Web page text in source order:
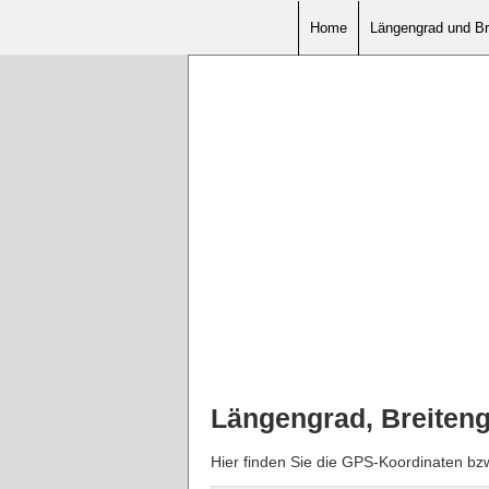
Home Längengrad und
Längengrad,
Hier finden Sie die GPS-Koordinaten